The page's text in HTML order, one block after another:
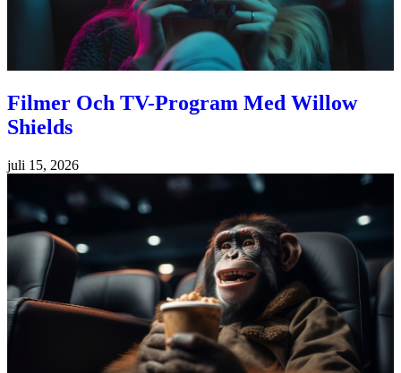
Filmer Och TV-Program Med Willow
Shields
juli 15, 2026